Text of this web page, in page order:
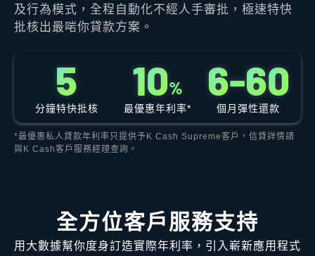
及行為模式，全程自動化不經人手審批，極速特快
批核出最啱你貸款方案。
5
分鐘特快批核
10%
最優惠年利率*
6-60
個月彈性還款
*最優惠私人貸款年利率只提供予K Cash Supreme客戶，信貸詳情請
與K Cash客戶服務經理查詢。
全方位客戶服務支持
用大數據幫你度身訂造實際年利率，引入嶄新應用程式